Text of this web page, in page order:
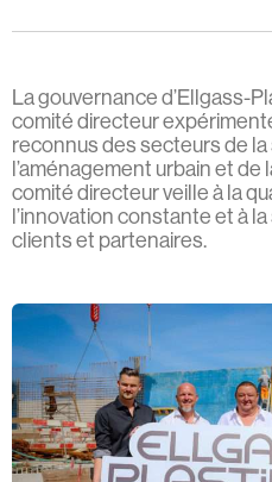
La gouvernance d’Ellgass-
comité directeur
reconnus des secteurs de la
l’aménagement urbain et
comité directeur veille à la
l’innovation constante et à
clients et partenaires.